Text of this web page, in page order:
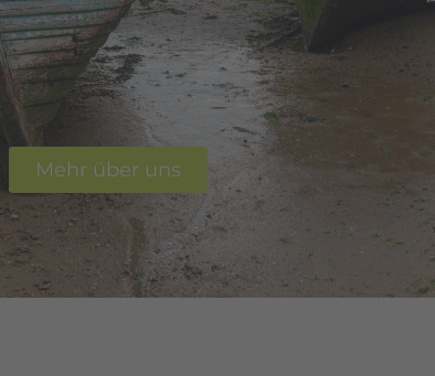
Mehr über uns